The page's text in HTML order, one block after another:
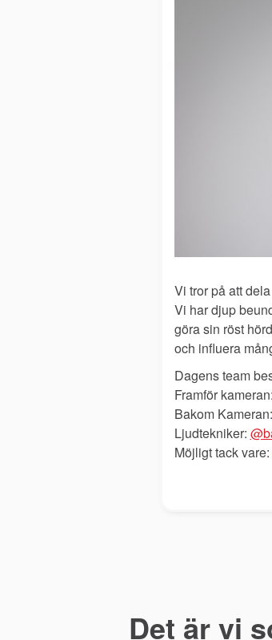
Vi tror på att
Vi har djup
göra sin röst
och influera
Dagens team
Framför kameran:
Bakom Kameran:
Ljudtekniker:
Möjligt tack vare:
Det är vi